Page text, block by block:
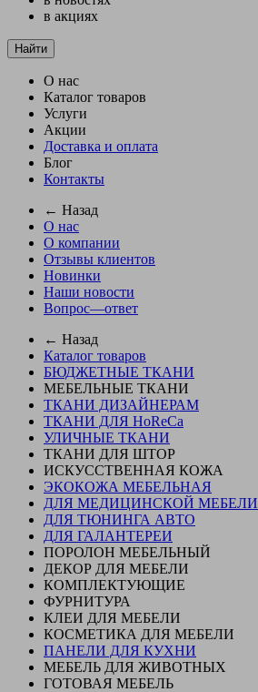
в акциях
Найти
О нас
Каталог товаров
Услуги
Акции
Доставка и оплата
Блог
Контакты
← Назад
О нас
О компании
Отзывы клиентов
Новинки
Наши новости
Вопрос—ответ
← Назад
Каталог товаров
БЮДЖЕТНЫЕ ТКАНИ
МЕБЕЛЬНЫЕ ТКАНИ
ТКАНИ ДИЗАЙНЕРАМ
ТКАНИ ДЛЯ HoReCa
УЛИЧНЫЕ ТКАНИ
ТКАНИ ДЛЯ ШТОР
ИСКУССТВЕННАЯ КОЖА
ЭКОКОЖА МЕБЕЛЬНАЯ
ДЛЯ МЕДИЦИНСКОЙ МЕБЕЛИ
ДЛЯ ТЮНИНГА АВТО
ДЛЯ ГАЛАНТЕРЕИ
ПОРОЛОН МЕБЕЛЬНЫЙ
ДЕКОР ДЛЯ МЕБЕЛИ
КОМПЛЕКТУЮЩИЕ
ФУРНИТУРА
КЛЕИ ДЛЯ МЕБЕЛИ
КОСМЕТИКА ДЛЯ МЕБЕЛИ
ПАНЕЛИ ДЛЯ КУХНИ
МЕБЕЛЬ ДЛЯ ЖИВОТНЫХ
ГОТОВАЯ МЕБЕЛЬ